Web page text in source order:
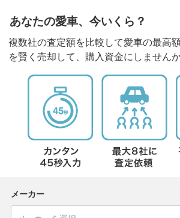
あなたの愛車、今いくら？
複数社の査定額を比較して愛車の最高
を賢く売却して、購入資金にしません
メーカー